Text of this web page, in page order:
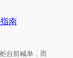
南
台前喊单，而